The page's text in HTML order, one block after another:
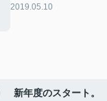
2019.05.10
新年度のスタート。